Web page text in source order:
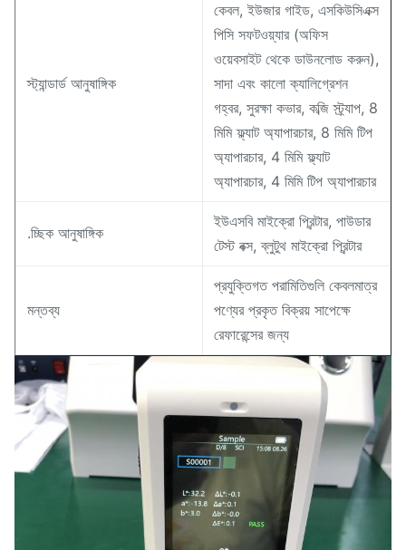
স্ট্যান্ডার্ড আনুষাঙ্গিক
কেবল, ইউজার গাইড, এসকিউসিএক্স
পিসি সফটওয়্যার (অফিস
ওয়েবসাইট থেকে ডাউনলোড করুন),
সাদা এবং কালো ক্যালিগ্রেশন
গহ্বর, সুরক্ষা কভার, কব্জি স্ট্র্যাপ, 8
মিমি ফ্ল্যাট অ্যাপারচার, 8 মিমি টিপ
অ্যাপারচার, 4 মিমি ফ্ল্যাট
অ্যাপারচার, 4 মিমি টিপ অ্যাপারচার
.চ্ছিক আনুষাঙ্গিক
ইউএসবি মাইক্রো প্রিন্টার, পাউডার
টেস্ট বক্স, ব্লুটুথ মাইক্রো প্রিন্টার
মন্তব্য
প্রযুক্তিগত পরামিতিগুলি কেবলমাত্র
পণ্যের প্রকৃত বিক্রয় সাপেক্ষে
রেফারেন্সের জন্য